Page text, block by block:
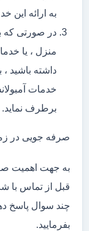
به ارائه این
در صورتی که
منزل ، یا
داشته
خدمات
برطرف نماید.
صرفه جویی در
به جهت اهمیت
قبل از تماس با
چند سوال پاسخ
بفرمایید.